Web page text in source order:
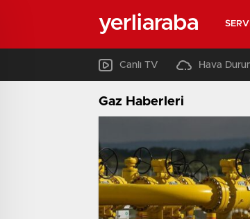
yerliaraba
Canlı TV Hava
Gaz Haberleri